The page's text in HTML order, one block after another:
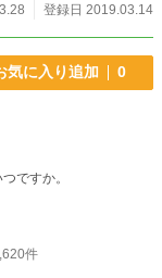
登録日 2019.03.14
気に入り追加 0
ですか。
件